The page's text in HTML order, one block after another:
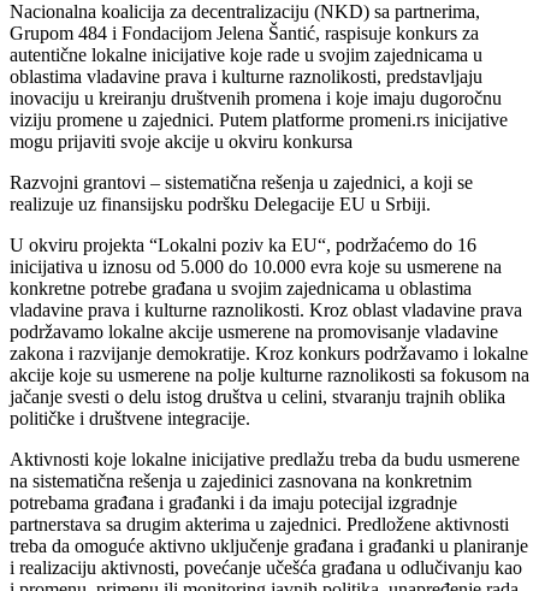
Nacionalna koalicija za decentralizaciju (NKD) sa partnerima,
Grupom 484 i Fondacijom Jelena Šantić, raspisuje konkurs za
autentične lokalne inicijative koje rade u svojim zajednicama u
oblastima vladavine prava i kulturne raznolikosti, predstavljaju
inovaciju u kreiranju društvenih promena i koje imaju dugoročnu
viziju promene u zajednici. Putem platforme promeni.rs inicijative
mogu prijaviti svoje akcije u okviru konkursa
Razvojni grantovi – sistematična rešenja u zajednici, a koji se
realizuje uz finansijsku podršku Delegacije EU u Srbiji.
U okviru projekta “Lokalni poziv ka EU“, podržaćemo do 16
inicijativa u iznosu od 5.000 do 10.000 evra koje su usmerene na
konkretne potrebe građana u svojim zajednicama u oblastima
vladavine prava i kulturne raznolikosti. Kroz oblast vladavine prava
podržavamo lokalne akcije usmerene na promovisanje vladavine
zakona i razvijanje demokratije. Kroz konkurs podržavamo i lokalne
akcije koje su usmerene na polje kulturne raznolikosti sa fokusom na
jačanje svesti o delu istog društva u celini, stvaranju trajnih oblika
političke i društvene integracije.
Aktivnosti koje lokalne inicijative predlažu treba da budu usmerene
na sistematična rešenja u zajedinici zasnovana na konkretnim
potrebama građana i građanki i da imaju potecijal izgradnje
partnerstava sa drugim akterima u zajednici. Predložene aktivnosti
treba da omoguće aktivno uključenje građana i građanki u planiranje
i realizaciju aktivnosti, povećanje učešća građana u odlučivanju kao